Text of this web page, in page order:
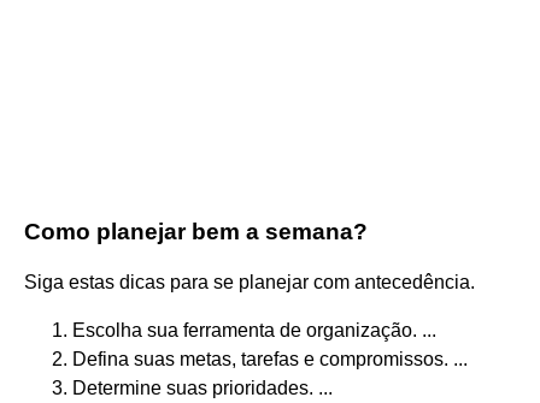
Como planejar bem a semana?
Siga estas dicas para se planejar com antecedência.
Escolha sua ferramenta de organização. ...
Defina suas metas, tarefas e compromissos. ...
Determine suas prioridades. ...